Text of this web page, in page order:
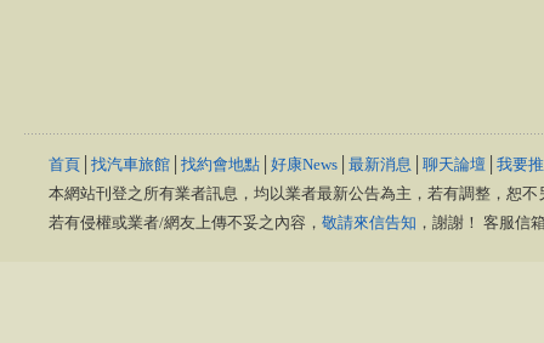
首頁 找汽車旅館 找約會地點 好康News 最新消息 聊天論壇 我要
本網站刊登之所有業者訊息，均以業者最新公告為主，若有調整，恕
若有侵權或業者/網友上傳不妥之內容， 敬請來信告知 ，謝謝！ 客服信